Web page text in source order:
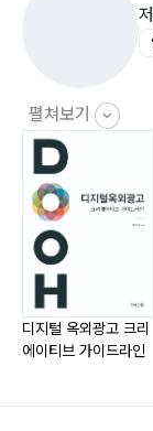
- Location 3:
- Location 4:
- Location 6:
- Location 7:
- Location 8:
Part IV.
- DOOH, 인지
- DOOH, 새로
펼쳐보기
디지털 옥외광고 크리
에이티브 가이드라인